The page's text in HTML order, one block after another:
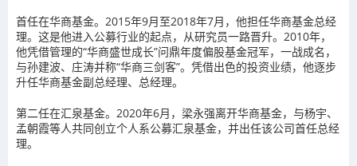
首任在华商基金。2015年9月至2018年7月，他担任华商基金总经
理。这是他进入公募行业的起点，从研究员一路晋升。2010年，
他凭借管理的“华商盛世成长”问鼎年度偏股基金冠军，一战成名，
与孙建波、庄涛并称“华商三剑客”。凭借出色的投资业绩，他逐步
升任华商基金副总经理、总经理。
第二任在汇泉基金。2020年6月，梁永强离开华商基金，与杨宇、
孟朝霞等人共同创立个人系公募汇泉基金，并出任该公司首任总经
理。